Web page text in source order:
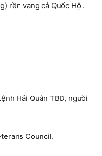
rền vang cả Quốc Hội.
Hải Quân TBD, người
Council.